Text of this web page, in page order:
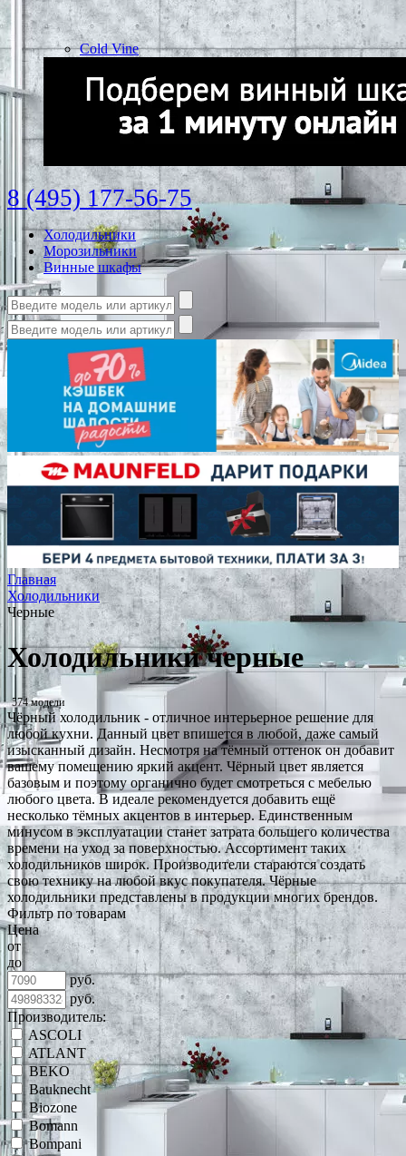
Cold Vine
8 (495) 177-56-75
Холодильники
Морозильники
Винные шкафы
Главная
Холодильники
Черные
Холодильники черные
574 модели
Чёрный холодильник - отличное интерьерное решение для
любой кухни. Данный цвет впишется в любой, даже самый
изысканный дизайн. Несмотря на тёмный оттенок он добавит
вашему помещению яркий акцент. Чёрный цвет является
базовым и поэтому органично будет смотреться с мебелью
любого цвета. В идеале рекомендуется добавить ещё
несколько тёмных акцентов в интерьер. Единственным
минусом в эксплуатации станет затрата большего количества
времени на уход за поверхностью. Ассортимент таких
холодильников широк. Производители стараются создать
свою технику на любой вкус покупателя. Чёрные
холодильники представлены в продукции многих брендов.
Фильтр по товарам
Цена
от
до
руб.
руб.
Производитель:
ASCOLI
ATLANT
BEKO
Bauknecht
Biozone
Bomann
Bompani